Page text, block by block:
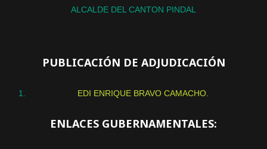
ALCALDE DEL CANTON PINDAL
PUBLICACIÓN DE ADJUDICACIÓN
EDI ENRIQUE BRAVO CAMACHO.
ENLACES GUBERNAMENTALES: